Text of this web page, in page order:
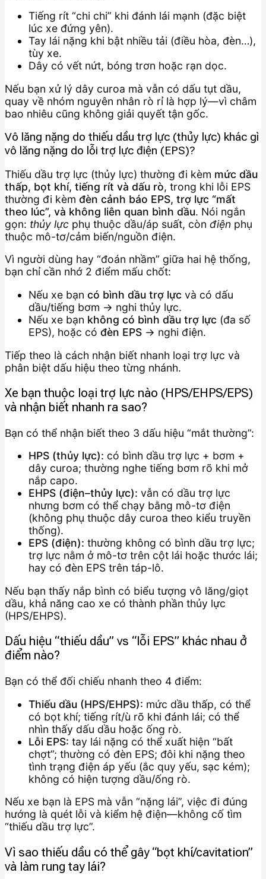
Tiếng rít “chi chi” khi đánh lái mạnh (đặc biệt
lúc xe đứng yên).
Tay lái nặng khi bật nhiều tải (điều hòa, đèn…),
tùy xe.
Dây có vết nứt, bóng trơn hoặc rạn dọc.
Nếu bạn xử lý dây curoa mà vẫn có dấu tụt dầu,
quay về nhóm nguyên nhân rò rỉ là hợp lý—vì châm
bao nhiêu cũng không giải quyết tận gốc.
Vô lăng nặng do thiếu dầu trợ lực (thủy lực) khác gì
vô lăng nặng do lỗi trợ lực điện (EPS)?
Thiếu dầu trợ lực (thủy lực) thường đi kèm mức dầu
thấp, bọt khí, tiếng rít và dấu rò, trong khi lỗi EPS
thường đi kèm đèn cảnh báo EPS, trợ lực “mất
theo lúc”, và không liên quan bình dầu. Nói ngắn
gọn: thủy lực phụ thuộc dầu/áp suất, còn điện phụ
thuộc mô-tơ/cảm biến/nguồn điện.
Vì người dùng hay “đoán nhầm” giữa hai hệ thống,
bạn chỉ cần nhớ 2 điểm mấu chốt:
Nếu xe bạn có bình dầu trợ lực và có dấu
dầu/tiếng bơm → nghi thủy lực.
Nếu xe bạn không có bình dầu trợ lực (đa số
EPS), hoặc có đèn EPS → nghi điện.
Tiếp theo là cách nhận biết nhanh loại trợ lực và
phân biệt dấu hiệu theo từng nhánh.
Xe bạn thuộc loại trợ lực nào (HPS/EHPS/EPS)
và nhận biết nhanh ra sao?
Bạn có thể nhận biết theo 3 dấu hiệu “mắt thường”:
HPS (thủy lực): có bình dầu trợ lực + bơm +
dây curoa; thường nghe tiếng bơm rõ khi mở
nắp capo.
EHPS (điện–thủy lực): vẫn có dầu trợ lực
nhưng bơm có thể chạy bằng mô-tơ điện
(không phụ thuộc dây curoa theo kiểu truyền
thống).
EPS (điện): thường không có bình dầu trợ lực;
trợ lực nằm ở mô-tơ trên cột lái hoặc thước lái;
hay có đèn EPS trên táp-lô.
Nếu bạn thấy nắp bình có biểu tượng vô lăng/giọt
dầu, khả năng cao xe có thành phần thủy lực
(HPS/EHPS).
Dấu hiệu “thiếu dầu” vs “lỗi EPS” khác nhau ở
điểm nào?
Bạn có thể đối chiếu nhanh theo 4 điểm:
Thiếu dầu (HPS/EHPS): mức dầu thấp, có thể
có bọt khí; tiếng rít/ù rõ khi đánh lái; có thể
nhìn thấy dấu dầu hoặc ống rò.
Lỗi EPS: tay lái nặng có thể xuất hiện “bất
chợt”; thường có đèn EPS; đôi khi nặng theo
tình trạng điện áp yếu (ắc quy yếu, sạc kém);
không có hiện tượng dầu/ống rò.
Nếu xe bạn là EPS mà vẫn “nặng lái”, việc đi đúng
hướng là quét lỗi và kiểm hệ điện—không cố tìm
“thiếu dầu trợ lực”.
Vì sao thiếu dầu có thể gây “bọt khí/cavitation”
và làm rung tay lái?